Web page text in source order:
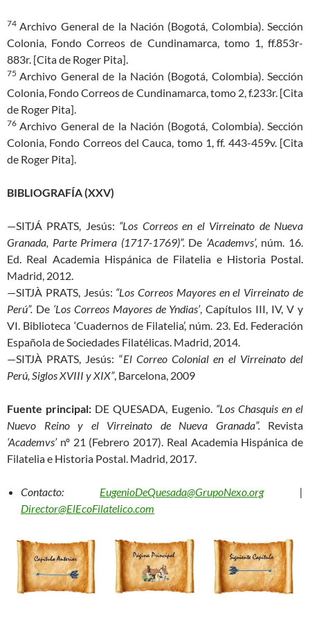
74 Archivo General de la Nación (Bogotá, Colombia). Sección
Colonia, Fondo Correos de Cundinamarca, tomo 1, ff.853r-
883r. [Cita de Roger Pita].
75 Archivo General de la Nación (Bogotá, Colombia). Sección
Colonia, Fondo Correos de Cundinamarca, tomo 2, f.233r. [Cita
de Roger Pita].
76 Archivo General de la Nación (Bogotá, Colombia). Sección
Colonia, Fondo Correos del Cauca, tomo 1, ff. 443-459v. [Cita
de Roger Pita].
BIBLIOGRAFÍA (XXV)
—SITJÁ PRATS, Jesús: “Los Correos en el Virreinato de Nueva
Granada, Parte Primera (1717-1769)”.De ‘Academvs’, núm. 16.
Ed. Real Academia Hispánica de Filatelia e Historia Postal.
Madrid, 2012.
—SITJÀ PRATS, Jesús: “Los Correos Mayores en el Virreinato de
Perú”. De ‘Los Correos Mayores de Yndias’, Capítulos III, IV, V y
VI. Biblioteca ‘Cuadernos de Filatelia’, núm. 23. Ed. Federación
Española de Sociedades Filatélicas. Madrid, 2014.
—SITJÀ PRATS, Jesús: “El Correo Colonial en el Virreinato del
Perú, Siglos XVIII y XIX”, Barcelona, 2009
Fuente principal: DE QUESADA, Eugenio. “Los Chasquis en el
Nuevo Reino y el Virreinato de Nueva Granada”. Revista
‘Academvs’nº 21 (Febrero 2017). Real Academia Hispánica de
Filatelia e Historia Postal. Madrid, 2017.
Contacto: EugenioDeQuesada@GrupoNexo.org|
Director@ElEcoFilatelico.com